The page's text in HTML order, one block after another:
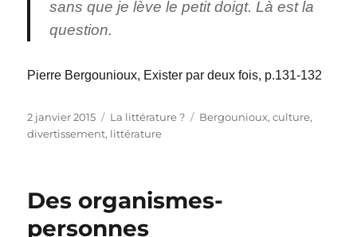
sans que je lève le petit doigt. Là est la
question.
Pierre Bergounioux, Exister par deux fois, p.131-132
Publié
le
2 janvier 2015 Catégories
La littérature ? Étiquettes
Bergounioux,culture,
divertissement, littérature
Des organismes-
personnes